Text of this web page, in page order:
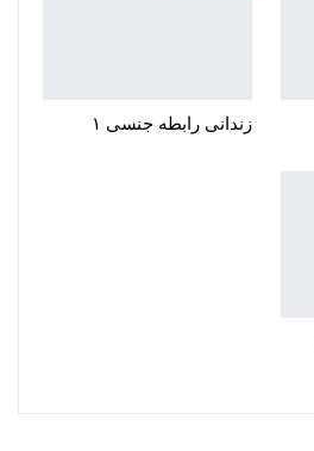
زندانی رابطه جنسی ۱